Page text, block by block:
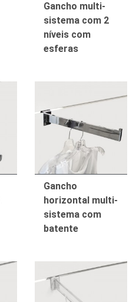
Gancho multi-
sistema com 2
níveis com
esferas
Gancho
horizontal multi-
sistema com
batente